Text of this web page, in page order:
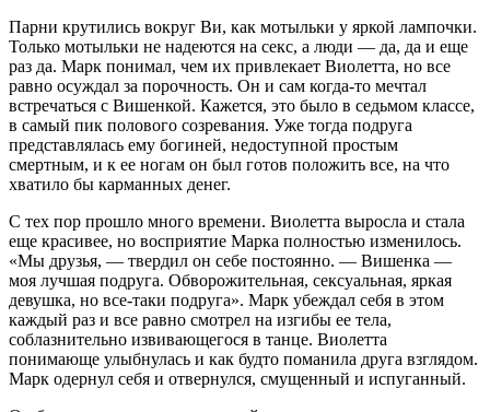
Парни крутились вокруг Ви, как мотыльки у яркой лампочки.
Только мотыльки не надеются на секс, а люди — да, да и еще
раз да. Марк понимал, чем их привлекает Виолетта, но все
равно осуждал за порочность. Он и сам когда-то мечтал
встречаться с Вишенкой. Кажется, это было в седьмом классе,
в самый пик полового созревания. Уже тогда подруга
представлялась ему богиней, недоступной простым
смертным, и к ее ногам он был готов положить все, на что
хватило бы карманных денег.
С тех пор прошло много времени. Виолетта выросла и стала
еще красивее, но восприятие Марка полностью изменилось.
«Мы друзья, — твердил он себе постоянно. — Вишенка —
моя лучшая подруга. Обворожительная, сексуальная, яркая
девушка, но все-таки подруга». Марк убеждал себя в этом
каждый раз и все равно смотрел на изгибы ее тела,
соблазнительно извивающегося в танце. Виолетта
понимающе улыбнулась и как будто поманила друга взглядом.
Марк одернул себя и отвернулся, смущенный и испуганный.